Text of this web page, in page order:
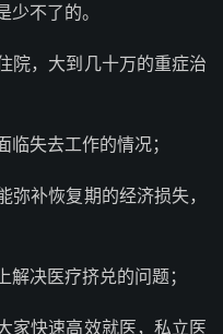
不了的。
院，大到几十万的重症治
失去工作的情况；
补恢复期的经济损失，
决医疗挤兑的问题；
家快速高效就医，私立医